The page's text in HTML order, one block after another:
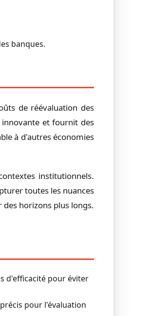
banques.
de réévaluation des
et fournit des
à d'autres économies
institutionnels.
toutes les nuances
horizons plus longs.
d'efficacité pour éviter
pour l'évaluation